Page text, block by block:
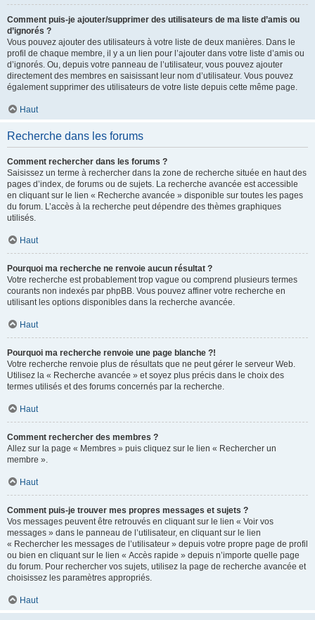
Comment puis-je ajouter/supprimer des utilisateurs de ma liste d’amis ou
d’ignorés ?
Vous pouvez ajouter des utilisateurs à votre liste de deux manières. Dans le
profil de chaque membre, il y a un lien pour l’ajouter dans votre liste d’amis ou
d’ignorés. Ou, depuis votre panneau de l’utilisateur, vous pouvez ajouter
directement des membres en saisissant leur nom d’utilisateur. Vous pouvez
également supprimer des utilisateurs de votre liste depuis cette même page.
Haut
Recherche dans les forums
Comment rechercher dans les forums ?
Saisissez un terme à rechercher dans la zone de recherche située en haut des
pages d’index, de forums ou de sujets. La recherche avancée est accessible
en cliquant sur le lien « Recherche avancée » disponible sur toutes les pages
du forum. L’accès à la recherche peut dépendre des thèmes graphiques
utilisés.
Haut
Pourquoi ma recherche ne renvoie aucun résultat ?
Votre recherche est probablement trop vague ou comprend plusieurs termes
courants non indexés par phpBB. Vous pouvez affiner votre recherche en
utilisant les options disponibles dans la recherche avancée.
Haut
Pourquoi ma recherche renvoie une page blanche ?!
Votre recherche renvoie plus de résultats que ne peut gérer le serveur Web.
Utilisez la « Recherche avancée » et soyez plus précis dans le choix des
termes utilisés et des forums concernés par la recherche.
Haut
Comment rechercher des membres ?
Allez sur la page « Membres » puis cliquez sur le lien « Rechercher un
membre ».
Haut
Comment puis-je trouver mes propres messages et sujets ?
Vos messages peuvent être retrouvés en cliquant sur le lien « Voir vos
messages » dans le panneau de l’utilisateur, en cliquant sur le lien
« Rechercher les messages de l’utilisateur » depuis votre propre page de profil
ou bien en cliquant sur le lien « Accès rapide » depuis n’importe quelle page
du forum. Pour rechercher vos sujets, utilisez la page de recherche avancée et
choisissez les paramètres appropriés.
Haut